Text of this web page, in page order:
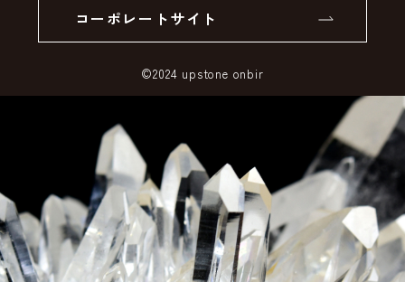
SSLサーバー証明書とは
コーポレートサイト
©2024 upstone onbir